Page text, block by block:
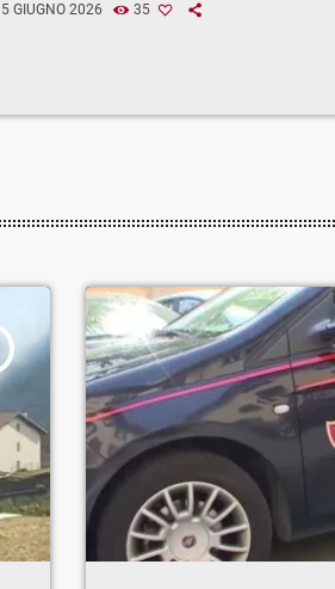
5 GIUGNO 2026 35